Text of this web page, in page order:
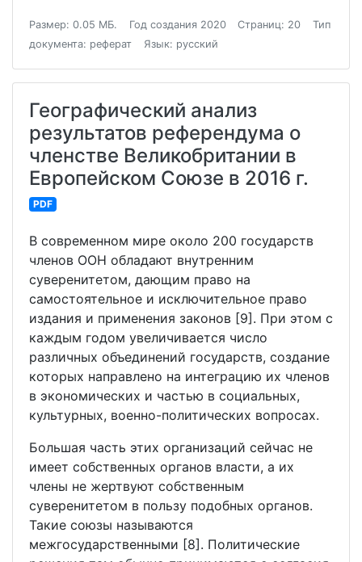
Размер: 0.05 МБ. Год создания 2020 Страниц: 20
Тип
документа: реферат
Язык: русский
Географический анализ
результатов референдума о
членстве Великобритании в
Европейском Союзе в 2016 г.
PDF
В современном мире около 200 государств
членов ООН обладают внутренним
суверенитетом, дающим право на
самостоятельное и исключительное право
издания и применения законов [9]. При этом с
каждым годом увеличивается число
различных объединений государств, создание
которых направлено на интеграцию их членов
в экономических и частью в социальных,
культурных, военно-политических вопросах.
Большая часть этих организаций сейчас не
имеет собственных органов власти, а их
члены не жертвуют собственным
суверенитетом в пользу подобных органов.
Такие союзы называются
межгосударственными [8]. Политические